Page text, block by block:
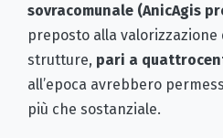
sovracomunale (AnicAgis
preposto alla
strutture, pari a
all’epoca avrebbero
più che sostanziale.